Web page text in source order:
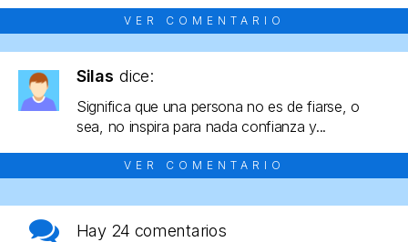
VER COMENTARIO
Silas dice:
Significa que una persona no es de fiarse, o
sea, no inspira para nada confianza y...
VER COMENTARIO
Hay 24 comentarios